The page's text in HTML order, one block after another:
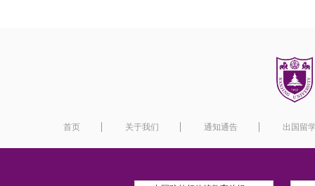
首页 关于我们 通知通告 出国留